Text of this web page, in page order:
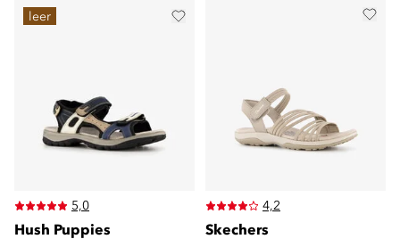
leer
5,0
Hush Puppies
4,2
Skechers